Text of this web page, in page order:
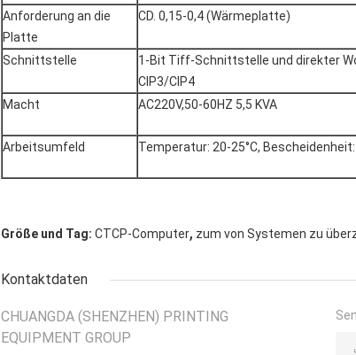
Anforderung an die
Platte
CD. 0,15-0,4 (Wärmeplatte)
Schnittstelle
1-Bit Tiff-Schnittstelle und direkter
CIP3/CIP4
Macht
AC220V,50-60HZ 5,5 KVA
Arbeitsumfeld Temperatur: 20-25°C, Bescheidenheit:
Größe und Tag: CTCP-Computer, zum von Systemen zu
Kontaktdaten
CHUANGDA (SHENZHEN) PRINTING
EQUIPMENT GROUP